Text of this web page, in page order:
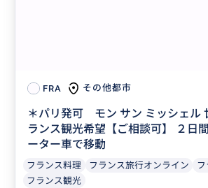
FRA その他都市
＊パリ発可 モン サン ミッシェル
ランス観光希望【ご相談可】 ２日
ーター車で移動
フランス料理 フランス旅行オンライン
フ
フランス観光